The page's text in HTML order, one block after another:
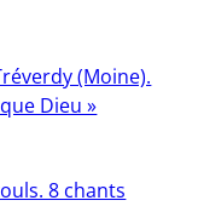
(Moine).
Dieu »
8 chants